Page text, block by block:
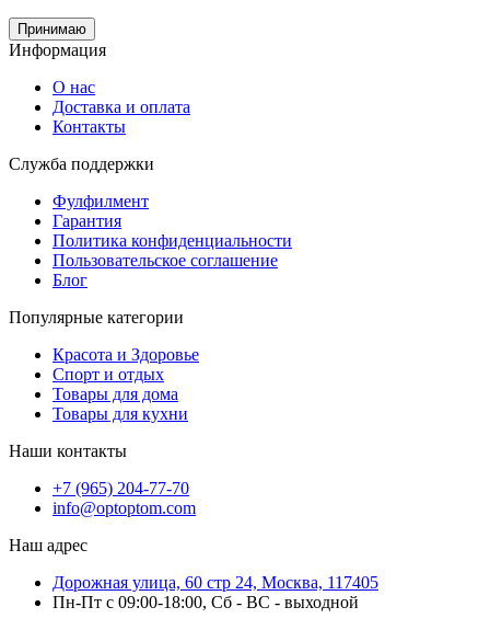
Принимаю
Информация
О нас
Доставка и оплата
Контакты
Служба поддержки
Фулфилмент
Гарантия
Политика конфиденциальности
Пользовательское соглашение
Блог
Популярные категории
Красота и Здоровье
Спорт и отдых
Товары для дома
Товары для кухни
Наши контакты
+7 (965) 204-77-70
info@optoptom.com
Наш адрес
Дорожная улица, 60 стр 24, Москва, 117405
Пн-Пт с 09:00-18:00, Сб - ВС - выходной